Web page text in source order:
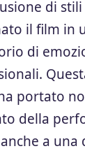
di
il film in
di
portato
della
a una